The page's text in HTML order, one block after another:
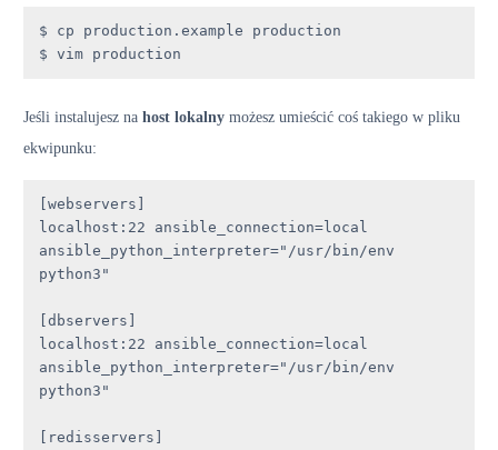
$ cp production.example production
$ vim production
Jeśli instalujesz na host lokalny możesz umieścić coś takiego w pliku
ekwipunku:
[webservers]
localhost:22 ansible_connection=local
ansible_python_interpreter="/usr/bin/env
python3"
[dbservers]
localhost:22 ansible_connection=local
ansible_python_interpreter="/usr/bin/env
python3"
[redisservers]